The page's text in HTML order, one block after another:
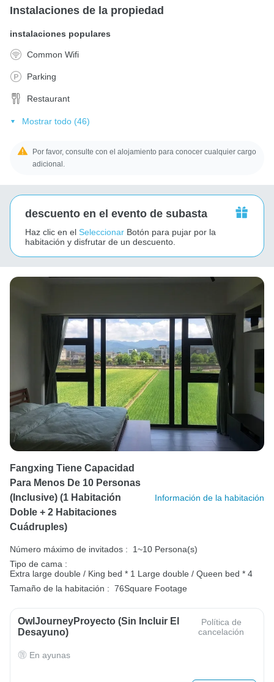
Instalaciones de la propiedad
instalaciones populares
Common Wifi
Parking
Restaurant
Mostrar todo (46)
Por favor, consulte con el alojamiento para conocer cualquier cargo
adicional.
descuento en el evento de subasta
Haz clic en el Seleccionar Botón para pujar por la
habitación y disfrutar de un descuento.
Fangxing Tiene Capacidad
Para Menos De 10 Personas
(inclusive) (1 Habitación
Doble + 2 Habitaciones
Cuádruples)
Información de la habitación
Número máximo de invitados :
1~10 Persona(s)
Tipo de cama :
Extra large double / King bed * 1 Large double / Queen bed * 4
Tamaño de la habitación : 76Square Footage
OwlJourneyProyecto (sin Incluir El
Desayuno)
Política de
cancelación
En ayunas